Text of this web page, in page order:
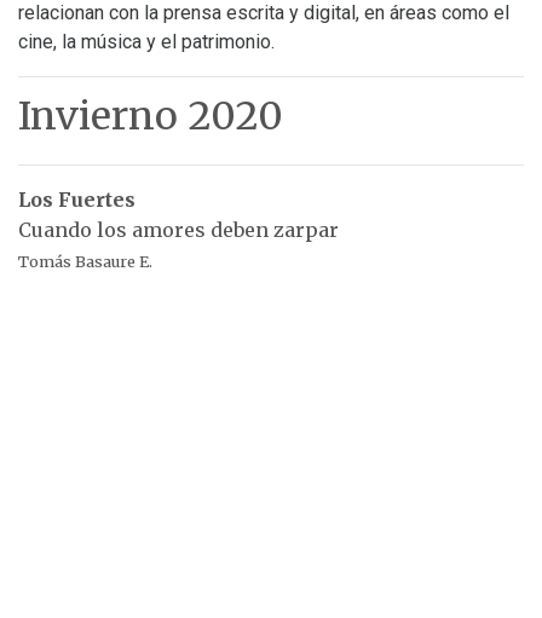
relacionan con la prensa escrita y digital, en áreas como el
cine, la música y el patrimonio.
Invierno 2020
Los Fuertes
Cuando los amores deben zarpar
Tomás Basaure E.